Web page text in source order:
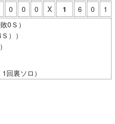
0 0 0 X 1 6 0
1
0Ｓ）
））
回裏ソロ）